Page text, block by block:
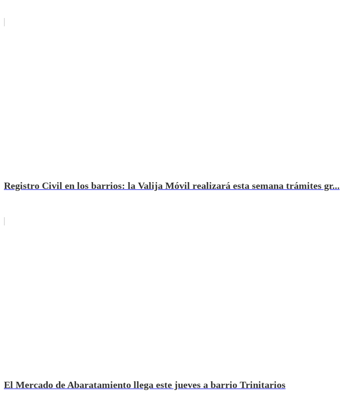
Registro Civil en los barrios: la Valija Móvil realizará esta semana trámites gr...
El Mercado de Abaratamiento llega este jueves a barrio Trinitarios